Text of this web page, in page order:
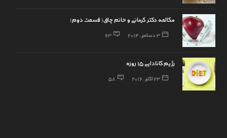
مکالمه دکتر کرمانی و خانم چاق( قسمت دوم)
3 دسامبر, 2014 63
رژیم کانادایی 15 روزه
23 اکتبر, 2016 58